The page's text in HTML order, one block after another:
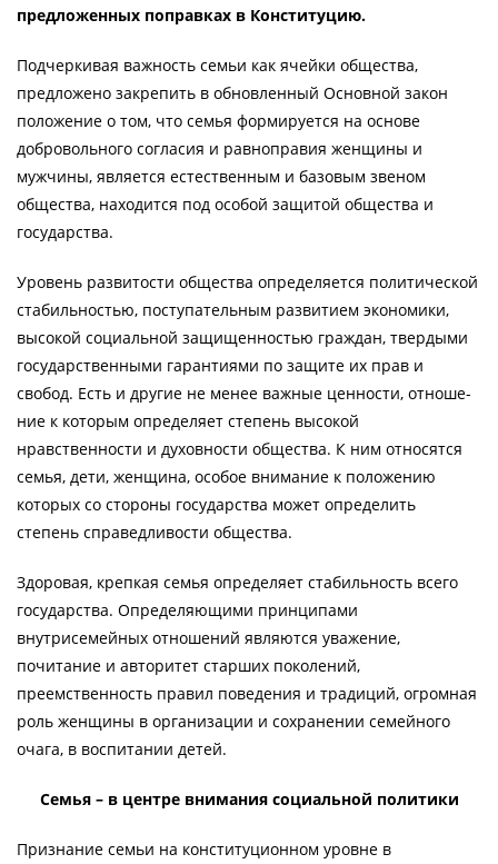
предложенных поправках в Конституцию.
Подчеркивая важность семьи как ячейки общества,
предложено закрепить в обновленный Основной закон
положение о том, что семья формируется на основе
добровольного согласия и равноправия женщины и
мужчины, является естественным и базовым звеном
общества, находится под особой защитой общества и
государства.
Уровень развитости общества определяется политической
стабильностью, поступательным развитием экономики,
высокой социальной защищенностью граждан, твердыми
государственными гарантиями по защите их прав и
свобод. Есть и другие не менее важные ценности, отноше­
ние к которым определяет степень высокой
нравственности и духовности общества. К ним относятся
семья, дети, женщина, особое внимание к положению
которых со стороны государст­ва может определить
степень справедливости общества.
Здоровая, крепкая семья определяет стабиль­ность всего
государства. Определяющими принципами
внутрисемейных отношений являются уважение,
почитание и авторитет старших поколе­ний,
преемственность правил поведения и традиций, огромная
роль женщины в организации и сохранении семейного
очага, в воспитании детей.
Семья – в центре внимания социальной политики
Признание семьи на конституционном уровне в